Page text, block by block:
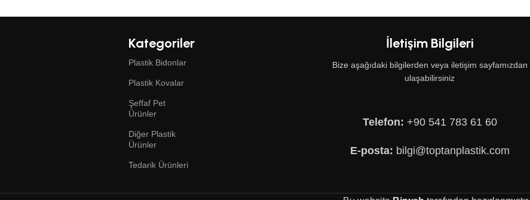
Kategoriler
Plastik Bidonlar
Plastik Kovalar
Şeffaf Pet
Ürünler
Diğer Plastik
Ürünler
Tedarik Ürünleri
İletişim Bilgileri
Bize aşağıdaki bilgilerden veya iletişim sayfamızdan
ulaşabilirsiniz
Telefon: +90 541 783 61 60
E-posta: bilgi@toptanplastik.com